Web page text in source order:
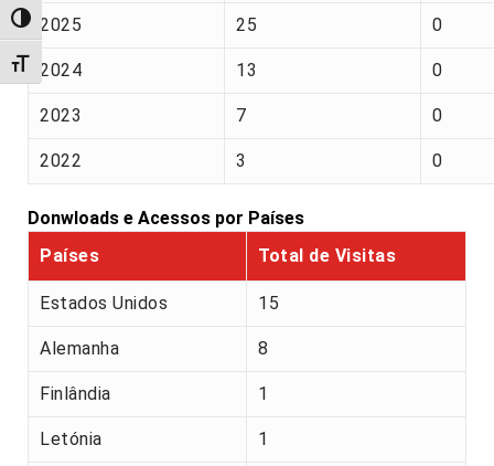
Alternar alto contraste
Alternar tamanho da fonte
2025 25 0
2024 13 0
2023 7 0
2022 3 0
Donwloads e Acessos por Países
Países
Total de Visitas
Estados Unidos 15
Alemanha 8
Finlândia 1
Letónia 1